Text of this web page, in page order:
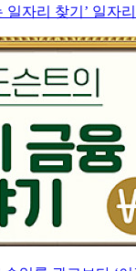
일자리 찾기’ 일자